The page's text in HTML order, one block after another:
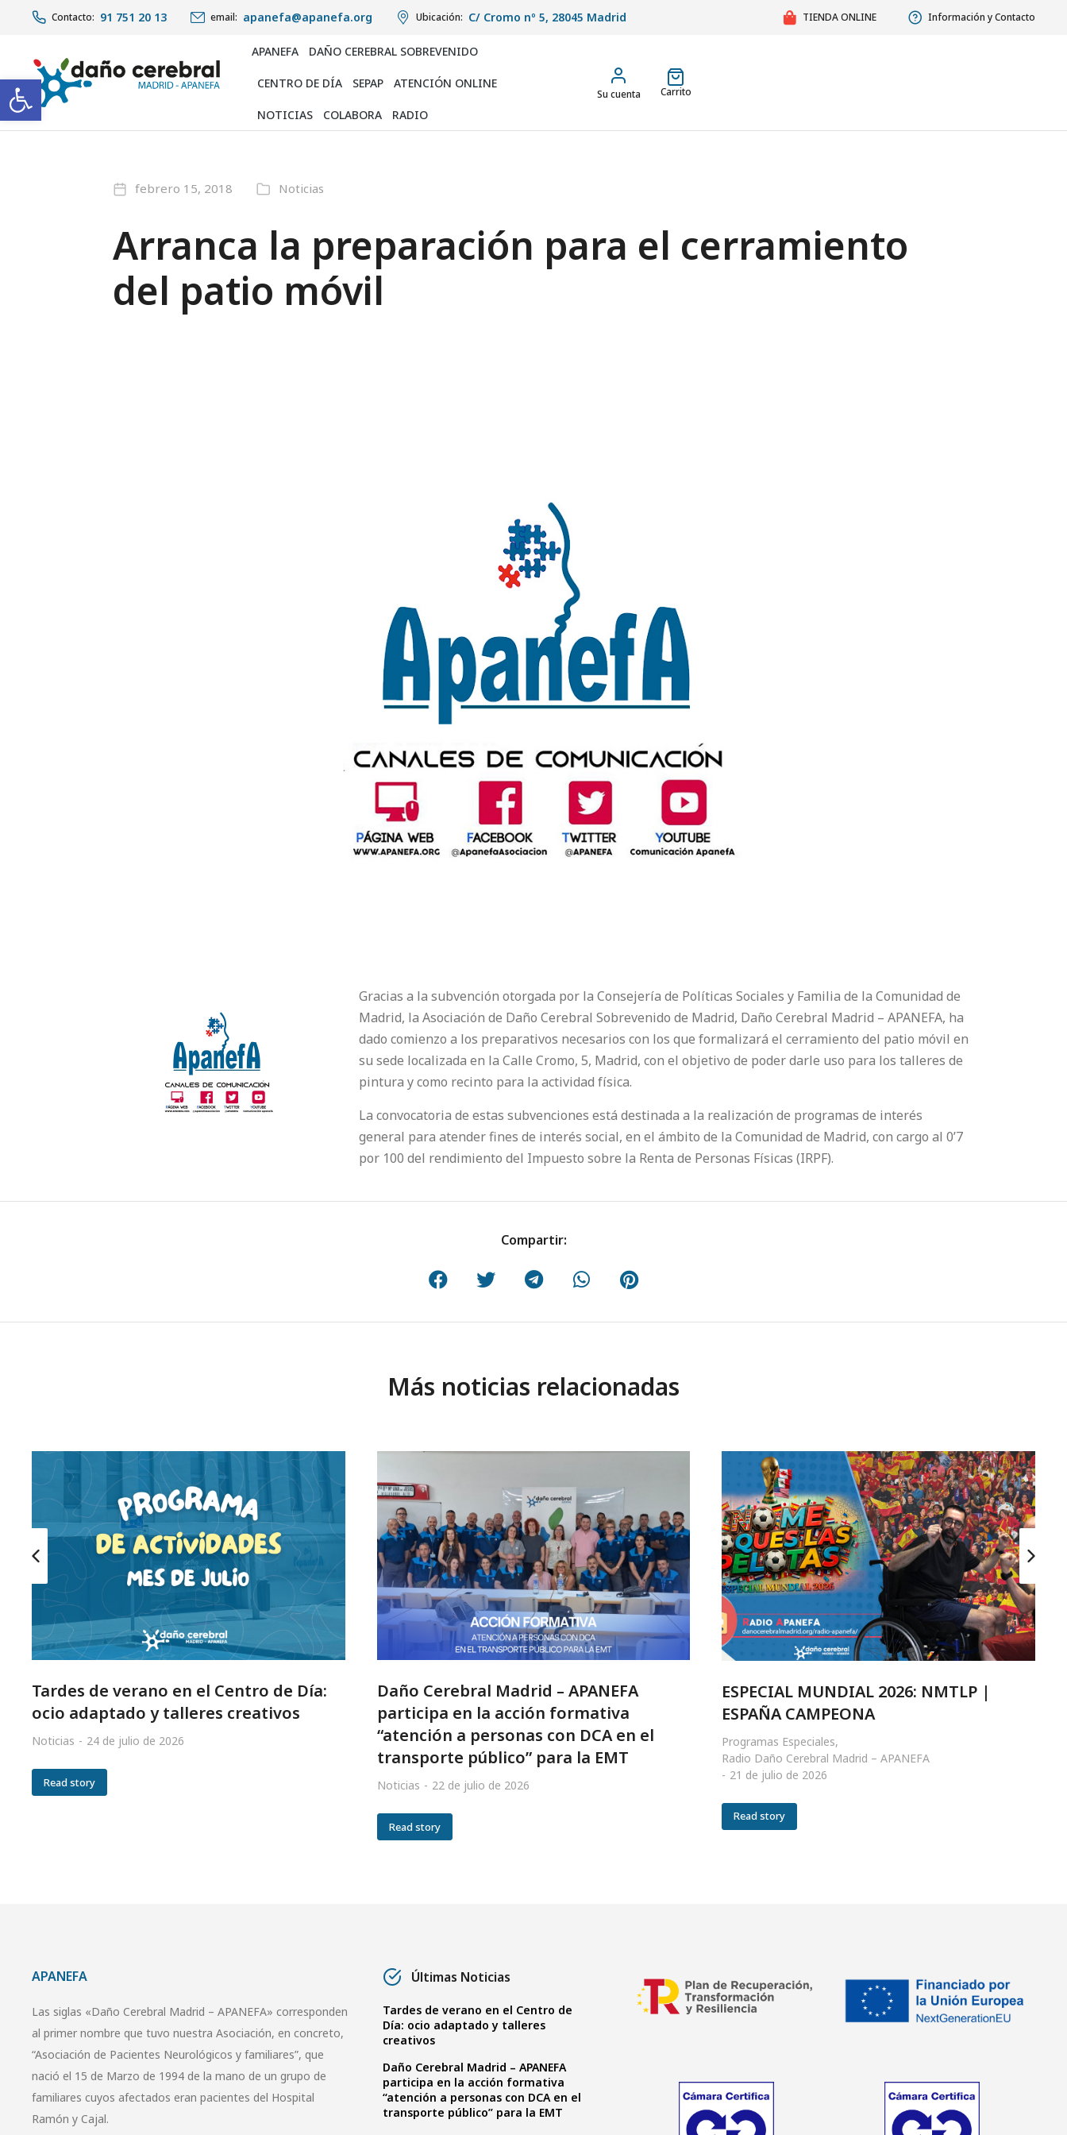
Abrir barra de herramientas
Contacto: 91 751 20 13 email: apanefa@apanefa.org Ubicación: C/ Cromo nº 5, 28045 Madrid TIENDA ONLINE Información y Contacto
APANEFA DAÑO CEREBRAL SOBREVENIDO
CENTRO DE DÍA SEPAP ATENCIÓN ONLINE
NOTICIAS COLABORA RADIO
Su cuenta Carrito
febrero 15, 2018 Noticias
Arranca la preparación para el cerramiento
del patio móvil
Gracias a la subvención otorgada por la Consejería de Políticas Sociales y Familia de la Comunidad de
Madrid, la Asociación de Daño Cerebral Sobrevenido de Madrid, Daño Cerebral Madrid – APANEFA, ha
dado comienzo a los preparativos necesarios con los que formalizará el cerramiento del patio móvil en
su sede localizada en la Calle Cromo, 5, Madrid, con el objetivo de poder darle uso para los talleres de
pintura y como recinto para la actividad física.
La convocatoria de estas subvenciones está destinada a la realización de programas de interés
general para atender fines de interés social, en el ámbito de la Comunidad de Madrid, con cargo al 0’7
por 100 del rendimiento del Impuesto sobre la Renta de Personas Físicas (IRPF).
Compartir:
Más noticias relacionadas
Tardes de verano en el Centro de Día:
ocio adaptado y talleres creativos
Noticias 24 de julio de 2026
Read story
Daño Cerebral Madrid – APANEFA
participa en la acción formativa
“atención a personas con DCA en el
transporte público” para la EMT
Noticias 22 de julio de 2026
Read story
ESPECIAL MUNDIAL 2026: NMTLP |
ESPAÑA CAMPEONA
Programas Especiales,
Radio Daño Cerebral Madrid – APANEFA
21 de julio de 2026
Read story
APANEFA
Las siglas «Daño Cerebral Madrid – APANEFA» corresponden
al primer nombre que tuvo nuestra Asociación, en concreto,
“Asociación de Pacientes Neurológicos y familiares”, que
nació el 15 de Marzo de 1994 de la mano de un grupo de
familiares cuyos afectados eran pacientes del Hospital
Ramón y Cajal.
Últimas Noticias
Tardes de verano en el Centro de
Día: ocio adaptado y talleres
creativos
Daño Cerebral Madrid – APANEFA
participa en la acción formativa
“atención a personas con DCA en el
transporte público” para la EMT